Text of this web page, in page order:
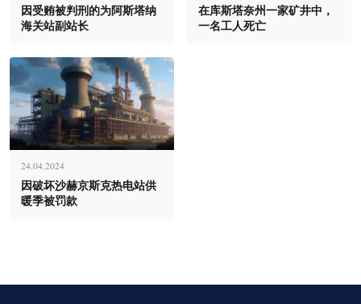
因受贿被判刑的为阿斯塔纳
海关站副站长
在库斯塔奈州一家矿井中，
一名工人死亡
24.04.2024
因破坏沙赫京斯克热电站供
暖季被罚款